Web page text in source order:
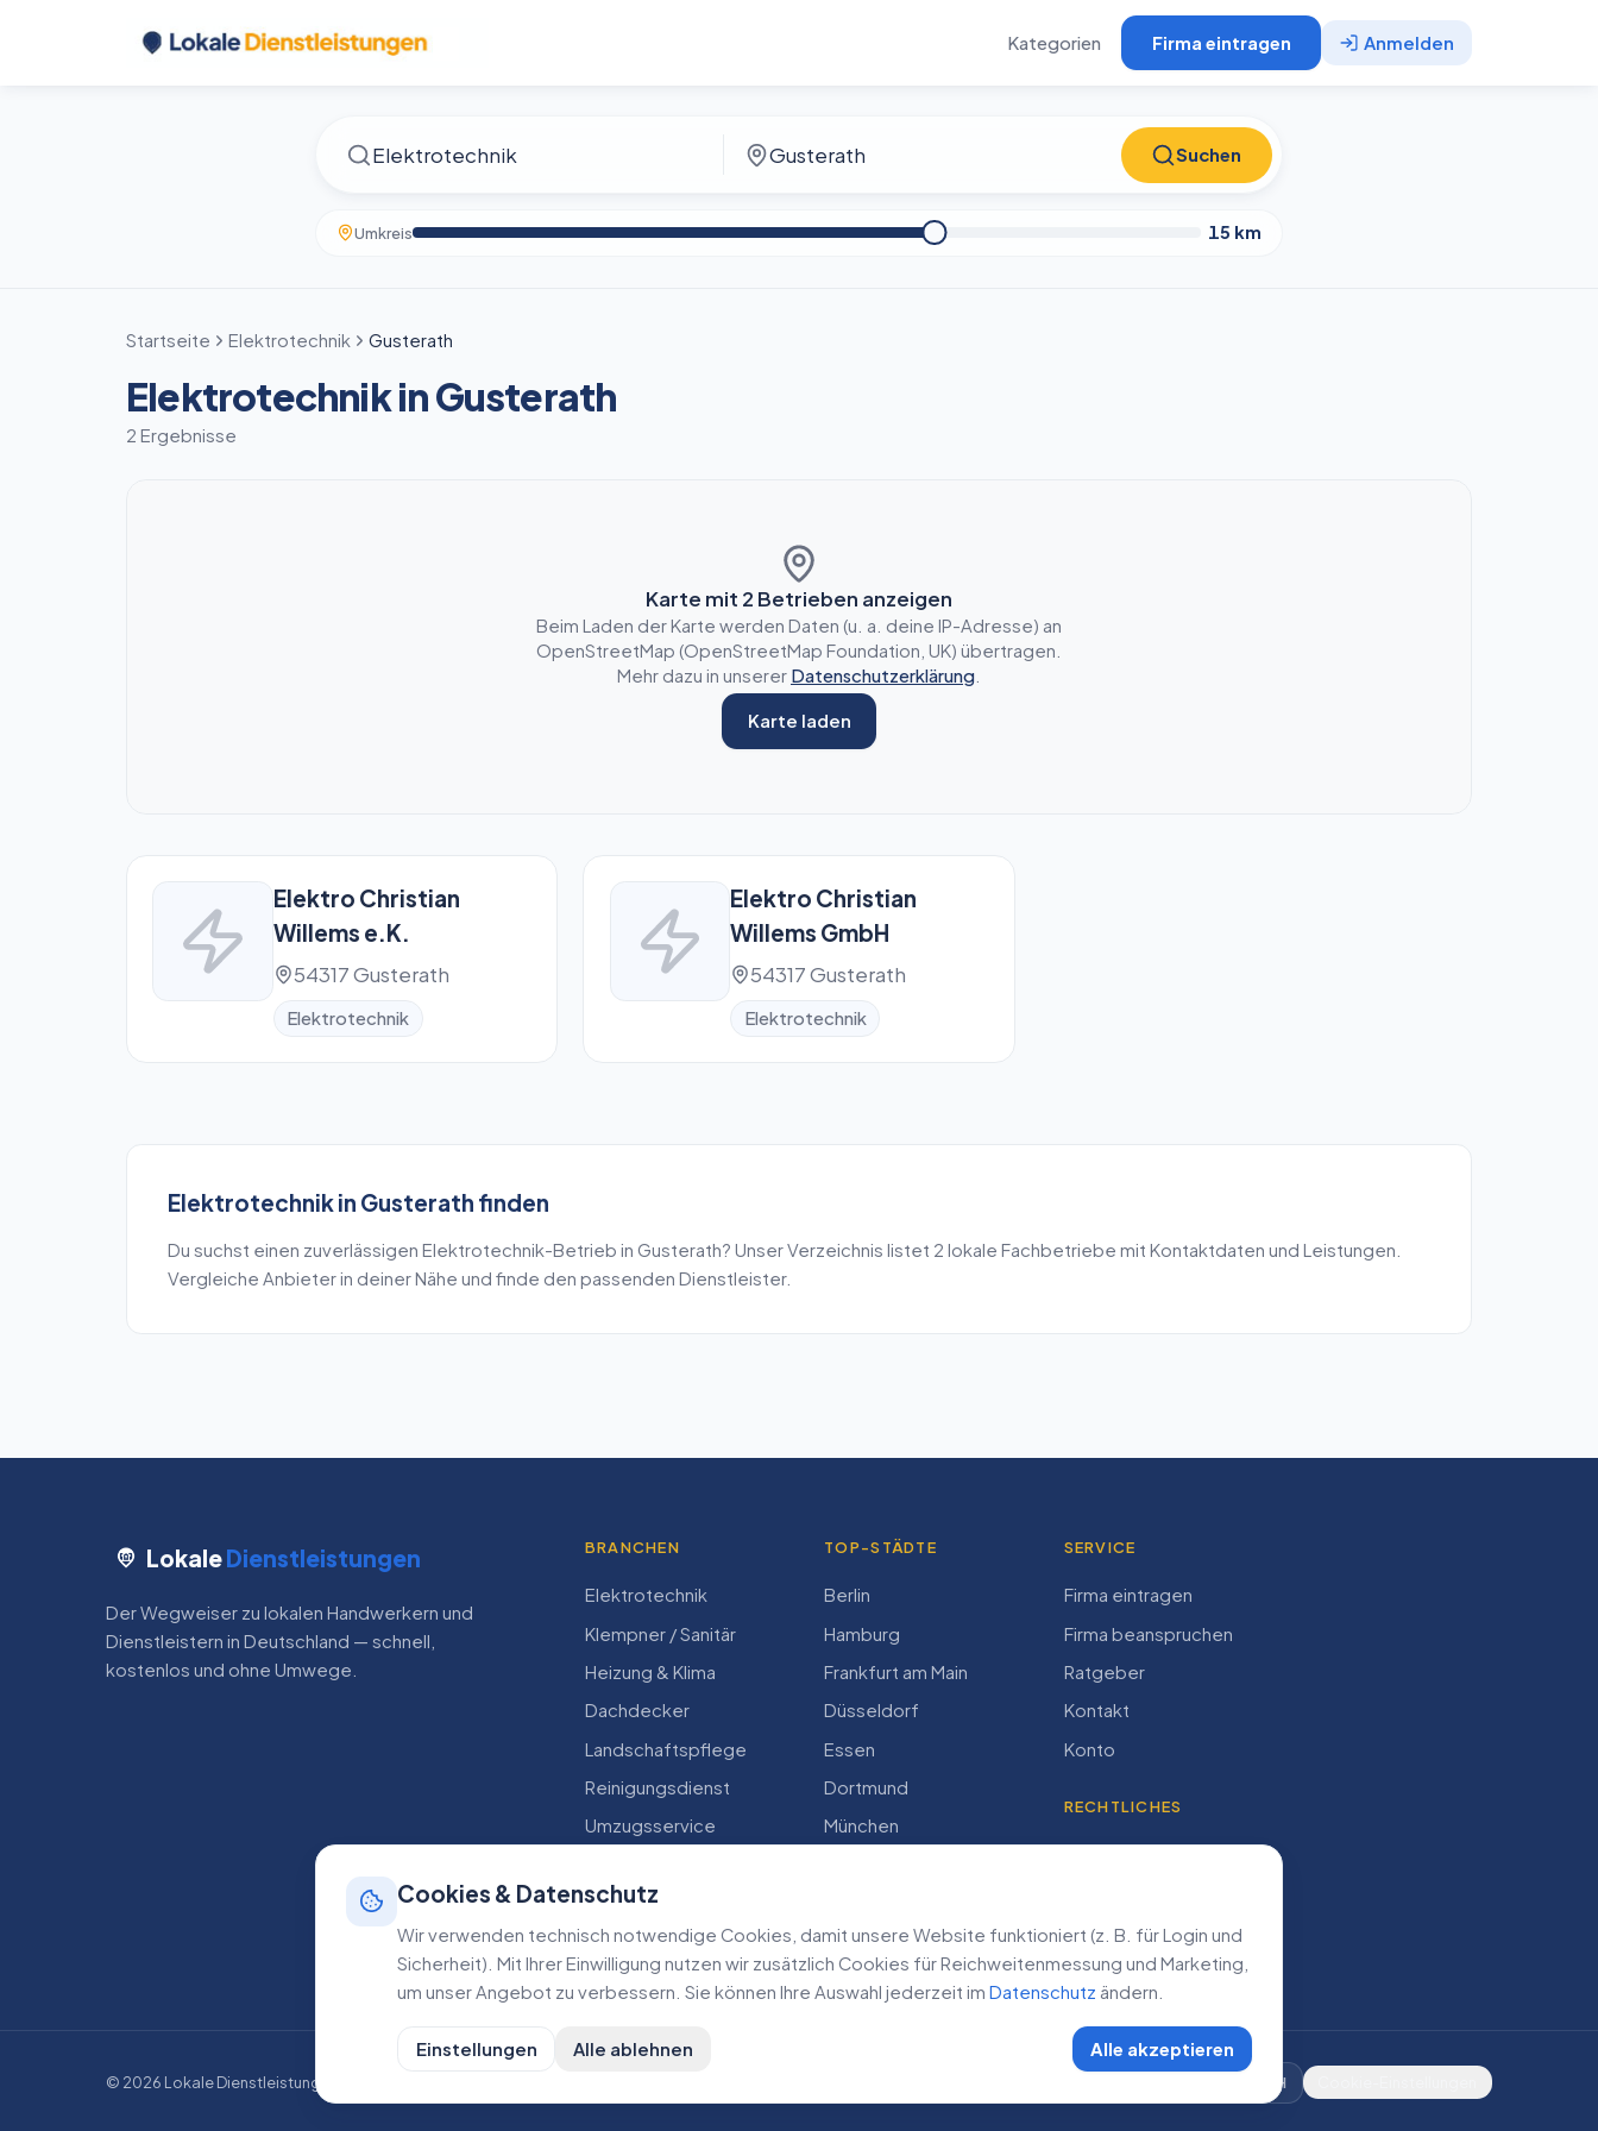
Kategorien Firma eintragen Anmelden
Suchen
Umkreis 15 km
Startseite Elektrotechnik Gusterath
Elektrotechnik in Gusterath
2 Ergebnisse
Karte mit 2 Betrieben anzeigen
Beim Laden der Karte werden Daten (u. a. deine IP-Adresse) an
OpenStreetMap (OpenStreetMap Foundation, UK) übertragen.
Mehr dazu in unserer Datenschutzerklärung
Karte laden
Elektro Christian
Willems e.K.
54317 Gusterath
Elektrotechnik
Elektro Christian
Willems GmbH
54317 Gusterath
Elektrotechnik
Elektrotechnikin Gusterath finden
Du suchst einen zuverlässigen Elektrotechnik-Betrieb in Gusterath? Unser Verzeichnis listet 2 lokale Fachbetriebe mit Kontaktdaten und Leistungen.
Vergleiche Anbieter in deiner Nähe und finde den passenden Dienstleister.
LokaleDienstleistungen
Der Wegweiser zu lokalen Handwerkern und
Dienstleistern in Deutschland — schnell,
kostenlos und ohne Umwege.
BRANCHEN
Elektrotechnik
Klempner / Sanitär
Heizung & Klima
Dachdecker
Landschaftspflege
Reinigungsdienst
Umzugsservice
TOP-STÄDTE
Berlin
Hamburg
Frankfurt am Main
Düsseldorf
Essen
Dortmund
München
SERVICE
Firma eintragen
Firma beanspruchen
Ratgeber
Kontakt
Konto
RECHTLICHES
AGB
© 2026 Lokale Dienstleistungen. Alle Rechte vorbehalten. CH
Cookies & Datenschutz
Wir verwenden technisch notwendige Cookies, damit unsere Website funktioniert (z. B. für Login und
Sicherheit). Mit Ihrer Einwilligung nutzen wir zusätzlich Cookies für Reichweiten­messung und Marketing,
um unser Angebot zu verbessern. Sie können Ihre Auswahl jederzeit im Datenschutz ändern.
Einstellungen Alle ablehnen Alle akzeptieren